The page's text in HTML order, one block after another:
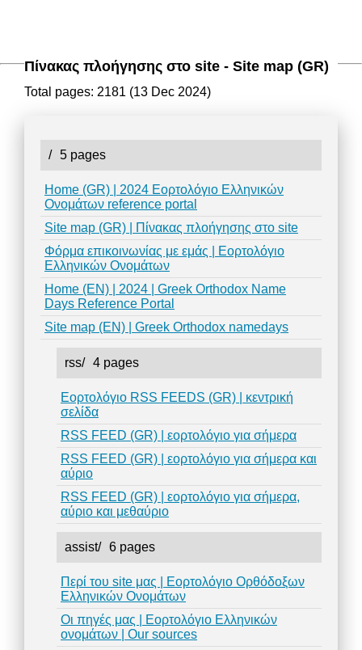
Πίνακας πλοήγησης στο site - Site map (GR)
Total pages: 2181 (13 Dec 2024)
/ 5 pages
Home (GR) | 2024 Εορτολόγιο Ελληνικών
Ονομάτων reference portal
Site map (GR) | Πίνακας πλοήγησης στο site
Φόρμα επικοινωνίας με εμάς | Εορτολόγιο
Ελληνικών Ονομάτων
Home (EN) | 2024 | Greek Orthodox Name
Days Reference Portal
Site map (EN) | Greek Orthodox namedays
rss/ 4 pages
Εορτολόγιο RSS FEEDS (GR) | κεντρική
σελίδα
RSS FEED (GR) | εορτολόγιο για σήμερα
RSS FEED (GR) | εορτολόγιο για σήμερα και
αύριο
RSS FEED (GR) | εορτολόγιο για σήμερα,
αύριο και μεθαύριο
assist/ 6 pages
Περί του site μας | Εορτολόγιο Ορθόδοξων
Ελληνικών Ονομάτων
Οι πηγές μας | Εορτολόγιο Ελληνικών
ονομάτων | Our sources